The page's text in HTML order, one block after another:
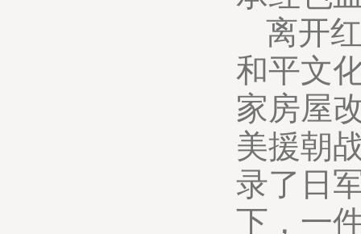
离开
和平文
家房屋
美援朝
录了日
下，一